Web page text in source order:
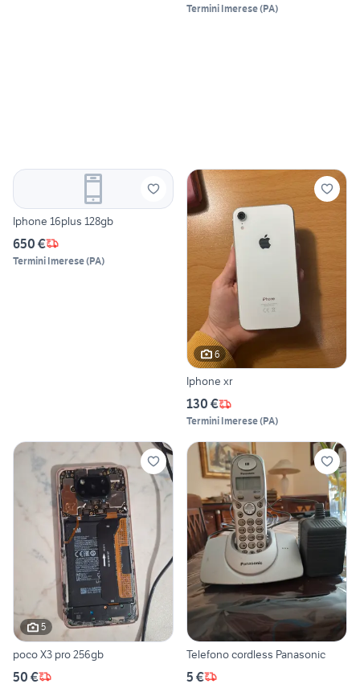
Termini Imerese(PA)
Iphone 16plus 128gb
650 €
Termini Imerese(PA)
6
Iphone xr
130 €
Termini Imerese(PA)
5
poco X3 pro 256gb
50 €
Telefono cordless Panasonic
5 €